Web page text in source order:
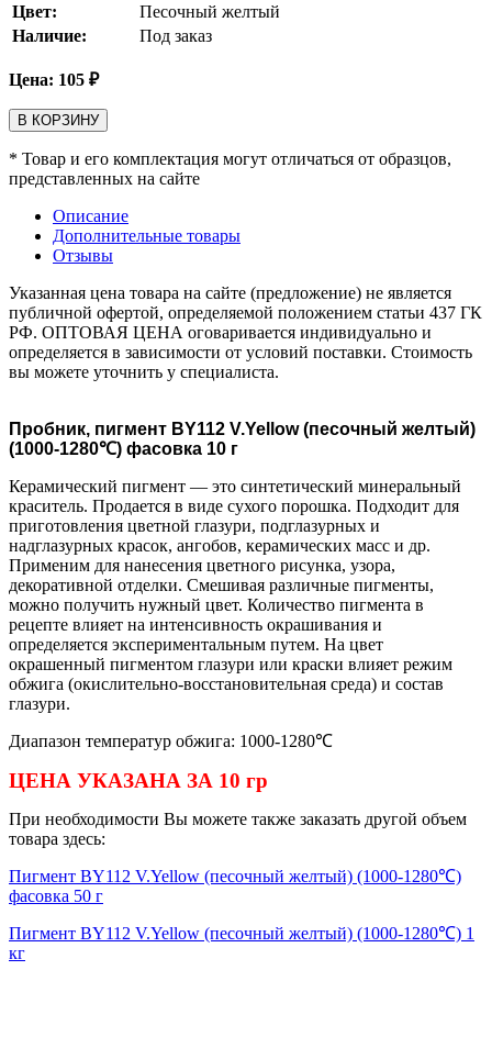
Цвет:
Песочный желтый
Наличие:
Под заказ
Цена: 105 ₽
В КОРЗИНУ
* Товар и его комплектация могут отличаться от образцов,
представленных на сайте
Описание
Дополнительные товары
Отзывы
Указанная цена товара на сайте (предложение) не является
публичной офертой, определяемой положением статьи 437 ГК
РФ. ОПТОВАЯ ЦЕНА оговаривается индивидуально и
определяется в зависимости от условий поставки. Стоимость
вы можете уточнить у специалиста.
Пробник, пигмент BY112 V.Yellow (песочный желтый)
(1000-1280℃) фасовка 10 г
Керамический пигмент — это синтетический минеральный
краситель. Продается в виде сухого порошка. Подходит для
приготовления цветной глазури, подглазурных и
надглазурных красок, ангобов, керамических масс и др.
Применим для нанесения цветного рисунка, узора,
декоративной отделки. Смешивая различные пигменты,
можно получить нужный цвет. Количество пигмента в
рецепте влияет на интенсивность окрашивания и
определяется экспериментальным путем. На цвет
окрашенный пигментом глазури или краски влияет режим
обжига (окислительно-восстановительная среда) и состав
глазури.
Диапазон температур обжига: 1000-1280℃
ЦЕНА УКАЗАНА ЗА 10 гр
При необходимости Вы можете также заказать другой объем
товара здесь:
Пигмент BY112 V.Yellow (песочный желтый) (1000-1280℃)
фасовка 50 г
Пигмент BY112 V.Yellow (песочный желтый) (1000-1280℃) 1
кг